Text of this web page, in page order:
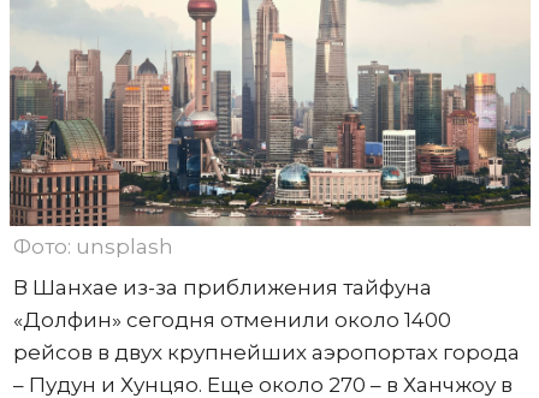
Фото: unsplash
В Шанхае из-за приближения тайфуна
«Долфин» сегодня отменили около 1400
рейсов в двух крупнейших аэропортах города
– Пудун и Хунцяо. Еще около 270 – в Ханчжоу в